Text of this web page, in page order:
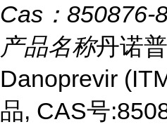
Cas： 850876-
产品名称丹诺
Danoprevir
品, CAS号